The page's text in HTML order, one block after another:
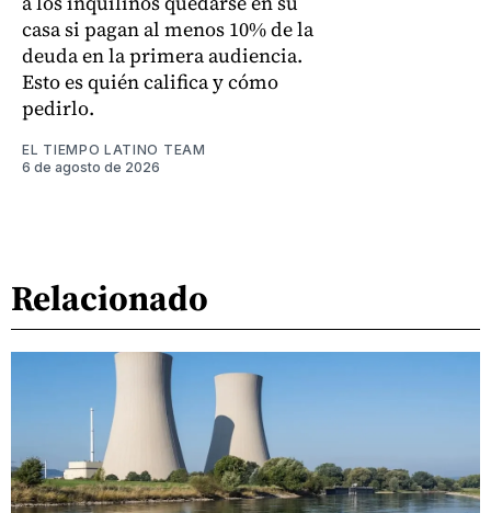
casa si pagan al menos 10% de la
deuda en la primera audiencia.
Esto es quién califica y cómo
pedirlo.
EL TIEMPO LATINO TEAM
6 de agosto de 2026
Relacionado